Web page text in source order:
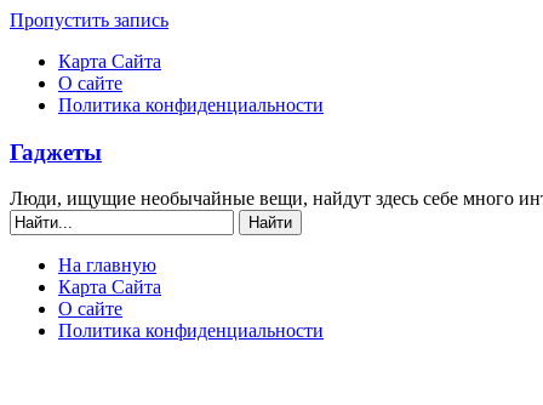
Пропустить запись
Карта Сайта
О сайте
Политика конфиденциальности
Гаджеты
Люди, ищущие необычайные вещи, найдут здесь себе много
На главную
Карта Сайта
О сайте
Политика конфиденциальности